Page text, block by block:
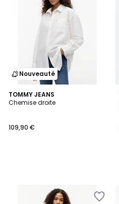
Nouveauté
TOMMY JEANS
Chemise droite
109,90 €